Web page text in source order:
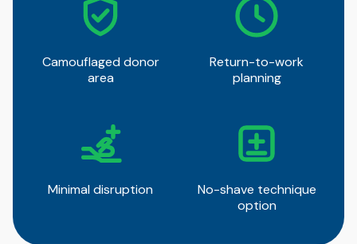
Camouflaged donor
area
Return-to-work
planning
Minimal disruption
No-shave technique
option